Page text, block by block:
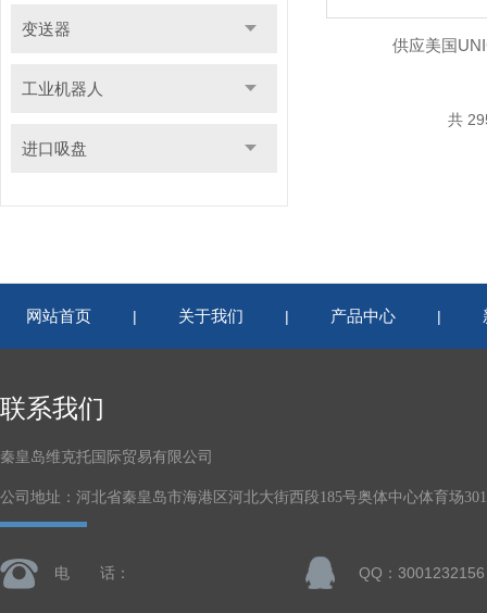
变送器
工业机器人
进口吸盘
供应美国
共
网站首页 | 关于我们 | 产品中心 |
联系我们
秦皇岛维克托国际贸易有限公司
公司地址：河北省秦皇岛市海港区河北大街西段185号奥体中心体育场
电 话： QQ：3001232156